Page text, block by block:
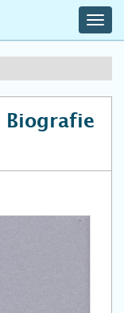
Biografie